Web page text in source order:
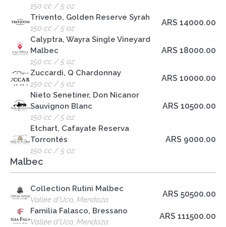
150 cc / 5 oz
Trivento, Golden Reserve Syrah
150 cc / 5 oz
ARS 14000.00
Calyptra, Wayra Single Vineyard
Malbec
150 cc / 5 oz
ARS 18000.00
Zuccardi, Q Chardonnay
150 cc / 5 oz
ARS 10000.00
Nieto Senetiner, Don Nicanor
Sauvignon Blanc
150 cc / 5 oz
ARS 10500.00
Etchart, Cafayate Reserva
Torrontés
150 cc / 5 oz
ARS 9000.00
Malbec
Collection Rutini Malbec
Vallée d'Uco, Mendoza
ARS 50500.00
Familia Falasco, Bressano
Vallée d'Uco, Mendoza
ARS 111500.00